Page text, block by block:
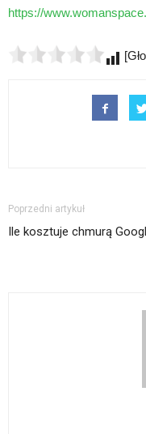
https://
Poprzedni artykuł
Ile kosztuje chmurą